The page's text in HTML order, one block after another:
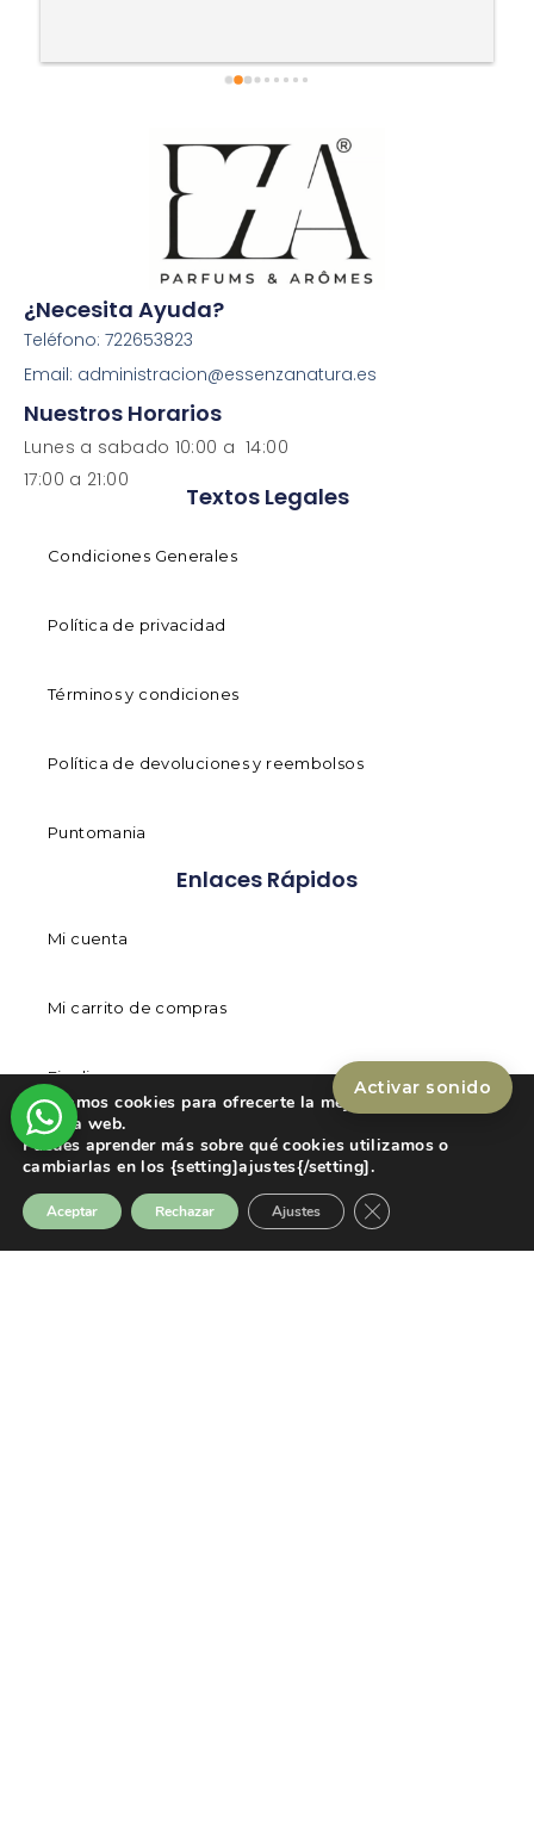
¿Necesita Ayuda?
Teléfono: 722653823
Email: administracion@essenzanatura.es
Nuestros Horarios
Lunes a sabado 10:00 a 14:00
17:00 a 21:00
Textos Legales
Condiciones Generales
Política de privacidad
Términos y condiciones
Política de devoluciones y reembolsos
Puntomania
Enlaces Rápidos
Mi cuenta
Mi carrito de compras
Finalizar compra
Tienda
Utilizamos cookies para ofrecerte la mejor experiencia en
nuestra web.
Puedes aprender más sobre qué cookies utilizamos o
cambiarlas en los {setting]ajustes{/setting].
Aceptar Rechazar Ajustes Cerrar el banner de
Activar sonido